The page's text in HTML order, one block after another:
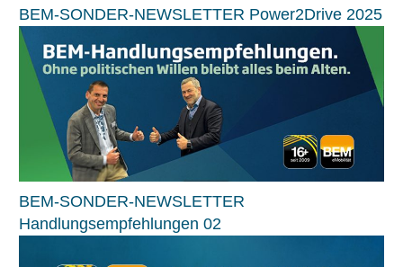
BEM-SONDER-NEWSLETTER Power2Drive 2025
BEM-SONDER-NEWSLETTER
Handlungsempfehlungen 02